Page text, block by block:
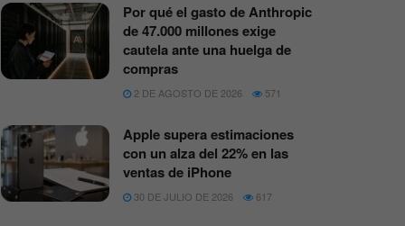
Por qué el gasto de Anthropic
de 47.000 millones exige
cautela ante una huelga de
compras
2 DE AGOSTO DE 2026 571
Apple supera estimaciones
con un alza del 22% en las
ventas de iPhone
30 DE JULIO DE 2026 617